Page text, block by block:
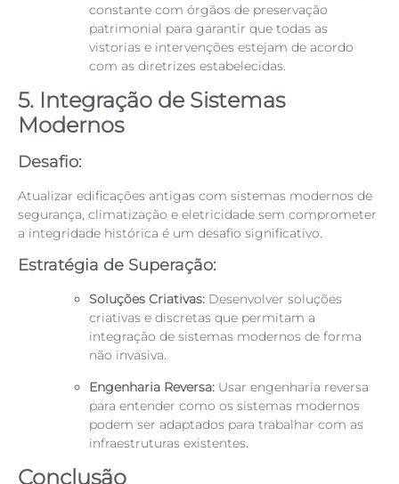
constante com órgãos de preservação
patrimonial para garantir que todas as
vistorias e intervenções estejam de acordo
com as diretrizes estabelecidas.
5. Integração de Sistemas
Modernos
Desafio:
Atualizar edificações antigas com sistemas modernos de
segurança, climatização e eletricidade sem comprometer
a integridade histórica é um desafio significativo.
Estratégia de Superação:
Soluções Criativas: Desenvolver soluções
criativas e discretas que permitam a
integração de sistemas modernos de forma
não invasiva.
Engenharia Reversa: Usar engenharia reversa
para entender como os sistemas modernos
podem ser adaptados para trabalhar com as
infraestruturas existentes.
Conclusão